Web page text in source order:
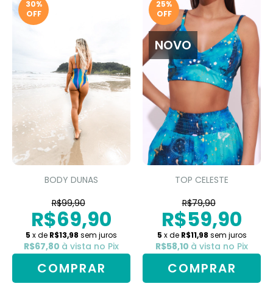
30%
OFF
BODY DUNAS
R$99,90
R$69,90
5 x de R$13,98 sem juros
R$67,80 à vista no Pix
COMPRAR
25%
OFF
NOVO
TOP CELESTE
R$79,90
R$59,90
5 x de R$11,98 sem juros
R$58,10 à vista no Pix
COMPRAR